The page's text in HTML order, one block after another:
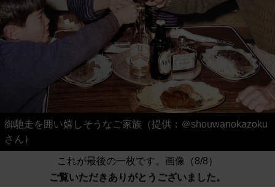
御馳走を囲い嬉しそうなご家族（提供：＠shouwanokazoku
さん）
これが最後の一枚です。画像（8/8）
ご覧いただきありがとうございました。